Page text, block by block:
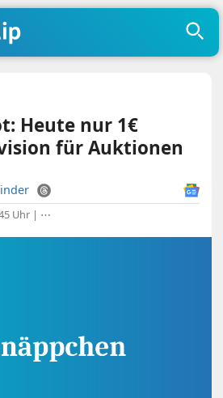
Heute nur 1€
für Auktionen
Uhr | ⋯